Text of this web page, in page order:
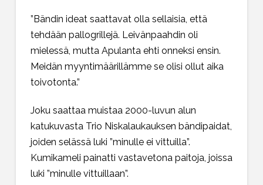
”Bändin ideat saattavat olla sellaisia, että
tehdään pallogrillejä. Leivänpaahdin oli
mielessä, mutta Apulanta ehti onneksi ensin.
Meidän myyntimäärillämme se olisi ollut aika
toivotonta.”
Joku saattaa muistaa 2000-luvun alun
katukuvasta Trio Niskalaukauksen bändipaidat,
joiden selässä luki ”minulle ei vittuilla”.
Kumikameli painatti vastavetona paitoja, joissa
luki ”minulle vittuillaan”.